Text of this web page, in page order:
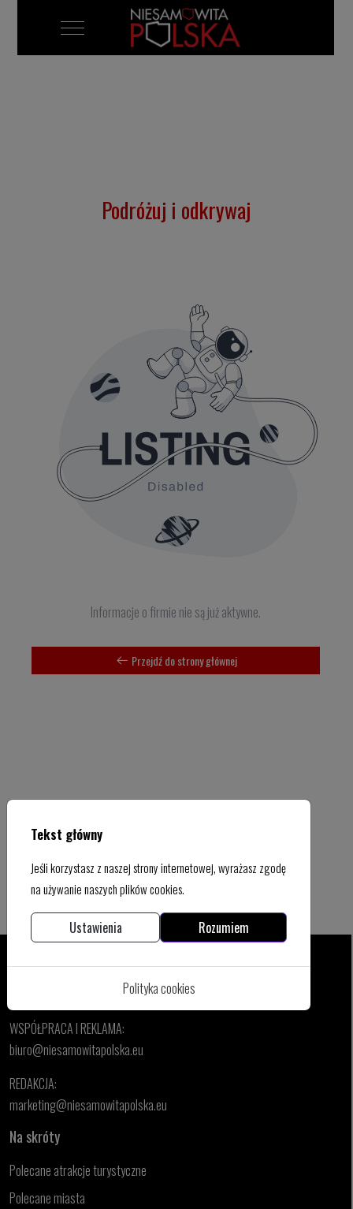
Mobile Menu Toggle
Podróżuj i odkrywaj
Informacje o firmie nie są już aktywne.
Przejdź do strony głównej
WSPÓŁPRACA I REKLAMA:
biuro@niesamowitapolska.eu
REDAKCJA:
marketing@niesamowitapolska.eu
Na skróty
Polecane atrakcje turystyczne
Polecane miasta
Tekst główny
Jeśli korzystasz z naszej strony internetowej, wyrażasz zgodę
na używanie naszych plików cookies.
Ustawienia Rozumiem
Polityka cookies